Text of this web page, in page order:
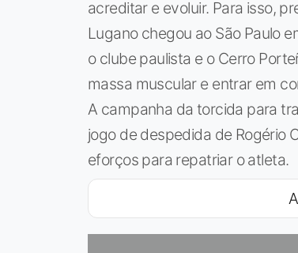
acreditar e evoluir. Para isso,
Lugano chegou ao São Paulo
o clube paulista e o Cerro
massa muscular e entrar em
A campanha da torcida para
jogo de despedida de Rogério
eforços para repatriar o atleta.